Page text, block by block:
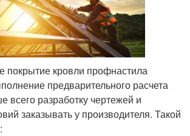
покрытие кровли профнастила
предварительного расчета
всего разработку чертежей и
заказывать у производителя. Такой